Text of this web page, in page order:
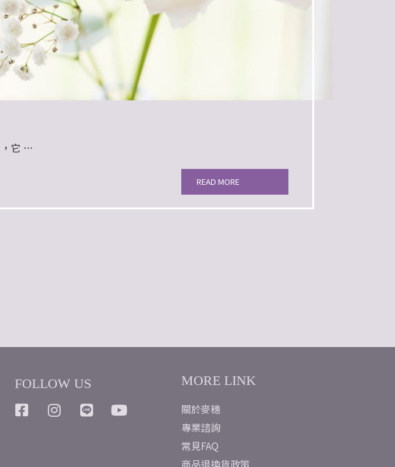
，它 …
READ MORE
FOLLOW US
MORE LINK
關於麥穗
專業諮詢
常見FAQ
商品退換貨政策